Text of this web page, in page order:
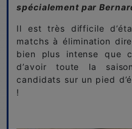
spécialement par
Il est très difficile
matchs à élimination
bien plus intense que
d’avoir toute la
candidats sur un pied
!